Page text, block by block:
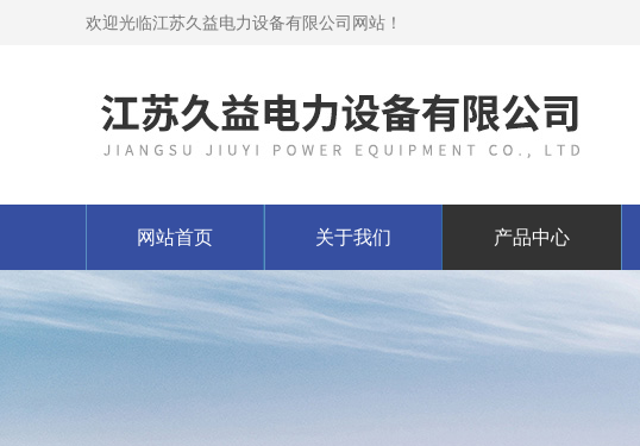
欢迎光临江苏久益电力设备有限公司网站！
网站首页 关于我们 产品中心